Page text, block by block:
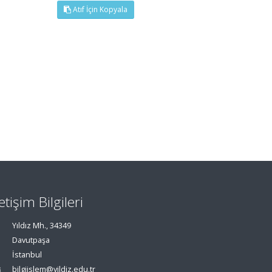
Atıf İçin Kopyala
Bilgileri
Yıldız Mh., 34349
Davutpaşa
İstanbul
bilgiislem@yildiz.edu.tr